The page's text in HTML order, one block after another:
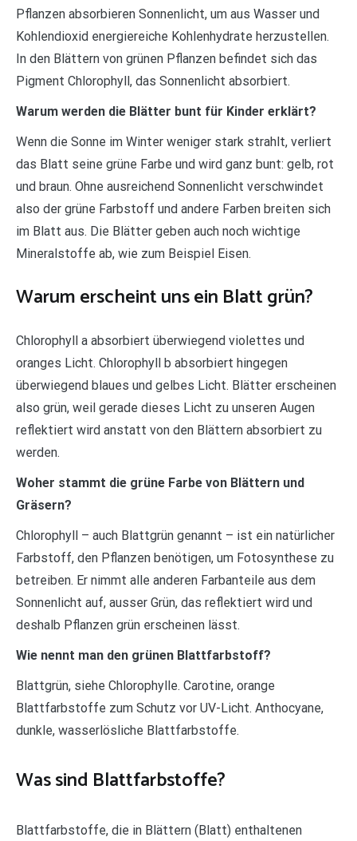
Pflanzen absorbieren Sonnenlicht, um aus Wasser und
Kohlendioxid energiereiche Kohlenhydrate herzustellen.
In den Blättern von grünen Pflanzen befindet sich das
Pigment Chlorophyll, das Sonnenlicht absorbiert.
Warum werden die Blätter bunt für Kinder erklärt?
Wenn die Sonne im Winter weniger stark strahlt, verliert
das Blatt seine grüne Farbe und wird ganz bunt: gelb, rot
und braun. Ohne ausreichend Sonnenlicht verschwindet
also der grüne Farbstoff und andere Farben breiten sich
im Blatt aus. Die Blätter geben auch noch wichtige
Mineralstoffe ab, wie zum Beispiel Eisen.
Warum erscheint uns ein Blatt grün?
Chlorophyll a absorbiert überwiegend violettes und
oranges Licht. Chlorophyll b absorbiert hingegen
überwiegend blaues und gelbes Licht. Blätter erscheinen
also grün, weil gerade dieses Licht zu unseren Augen
reflektiert wird anstatt von den Blättern absorbiert zu
werden.
Woher stammt die grüne Farbe von Blättern und
Gräsern?
Chlorophyll – auch Blattgrün genannt – ist ein natürlicher
Farbstoff, den Pflanzen benötigen, um Fotosynthese zu
betreiben. Er nimmt alle anderen Farbanteile aus dem
Sonnenlicht auf, ausser Grün, das reflektiert wird und
deshalb Pflanzen grün erscheinen lässt.
Wie nennt man den grünen Blattfarbstoff?
Blattgrün, siehe Chlorophylle. Carotine, orange
Blattfarbstoffe zum Schutz vor UV-Licht. Anthocyane,
dunkle, wasserlösliche Blattfarbstoffe.
Was sind Blattfarbstoffe?
Blattfarbstoffe, die in Blättern (Blatt) enthaltenen